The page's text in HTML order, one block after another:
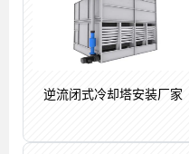
逆流闭式冷却塔安装厂家